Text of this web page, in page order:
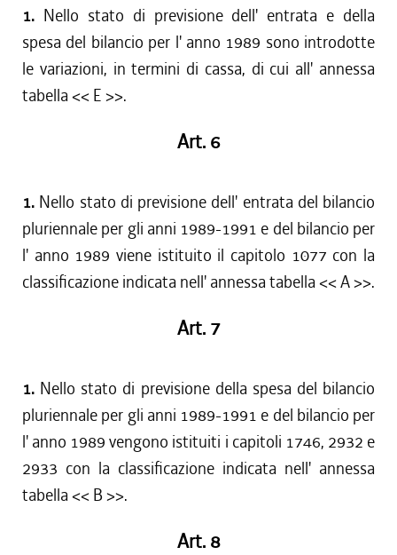
1. Nello stato di previsione dell' entrata e della
spesa del bilancio per l' anno 1989 sono introdotte
le variazioni, in termini di cassa, di cui all' annessa
tabella << E >>.
Art. 6
1. Nello stato di previsione dell' entrata del bilancio
pluriennale per gli anni 1989-1991 e del bilancio per
l' anno 1989 viene istituito il capitolo 1077 con la
classificazione indicata nell' annessa tabella << A >>.
Art. 7
1. Nello stato di previsione della spesa del bilancio
pluriennale per gli anni 1989-1991 e del bilancio per
l' anno 1989 vengono istituiti i capitoli 1746, 2932 e
2933 con la classificazione indicata nell' annessa
tabella << B >>.
Art. 8